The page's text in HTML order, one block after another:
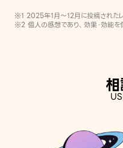
※1 2025年1月〜12月に投稿された
※2 個人の感想であり、効果・効能を